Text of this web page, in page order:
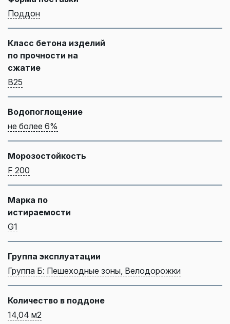
Поддон
Класс бетона изделий
по прочности на
сжатие
B25
Водопоглощение
не более 6%
Морозостойкость
F 200
Марка по
истираемости
G1
Группа эксплуатации
Группа Б: Пешеходные зоны, Велодорожки
Количество в поддоне
14,04 м2